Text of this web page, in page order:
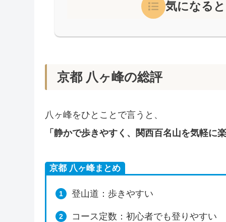
気になる
京都 八ヶ峰の総評
八ヶ峰をひとことで言うと、
「静かで歩きやすく、関西百名山を気軽に
京都 八ヶ峰まとめ
登山道：歩きやすい
コース定数：初心者でも登りやすい